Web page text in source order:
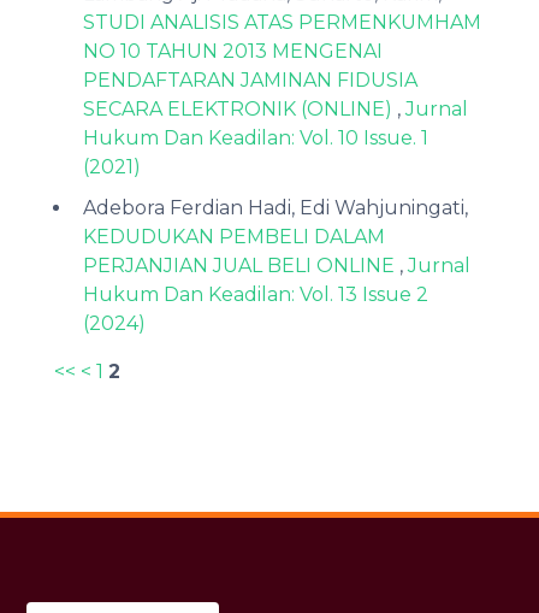
STUDI ANALISIS ATAS PERMENKUMHAM
NO 10 TAHUN 2013 MENGENAI
PENDAFTARAN JAMINAN FIDUSIA
SECARA ELEKTRONIK (ONLINE) ,Jurnal
Hukum Dan Keadilan: Vol. 10 Issue. 1
(2021)
Adebora Ferdian Hadi, Edi Wahjuningati,
KEDUDUKAN PEMBELI DALAM
PERJANJIAN JUAL BELI ONLINE ,Jurnal
Hukum Dan Keadilan: Vol. 13 Issue 2
(2024)
<< < 1 2